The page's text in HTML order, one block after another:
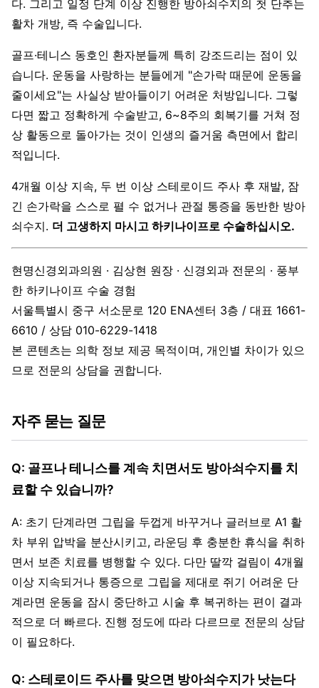
다. 그리고 일정 단계 이상 진행한 방아쇠수지의 첫 단추는
활차 개방, 즉 수술입니다.
골프·테니스 동호인 환자분들께 특히 강조드리는 점이 있
습니다. 운동을 사랑하는 분들에게 "손가락 때문에 운동을
줄이세요"는 사실상 받아들이기 어려운 처방입니다. 그렇
다면 짧고 정확하게 수술받고, 6~8주의 회복기를 거쳐 정
상 활동으로 돌아가는 것이 인생의 즐거움 측면에서 합리
적입니다.
4개월 이상 지속, 두 번 이상 스테로이드 주사 후 재발, 잠
긴 손가락을 스스로 펼 수 없거나 관절 통증을 동반한 방아
쇠수지. 더 고생하지 마시고 하키나이프로 수술하십시오.
현명신경외과의원 · 김상현 원장 · 신경외과 전문의 · 풍부
한 하키나이프 수술 경험
서울특별시 중구 서소문로 120 ENA센터 3층 / 대표 1661-
6610 / 상담 010-6229-1418
본 콘텐츠는 의학 정보 제공 목적이며, 개인별 차이가 있으
므로 전문의 상담을 권합니다.
자주 묻는 질문
Q: 골프나 테니스를 계속 치면서도 방아쇠수지를 치
료할 수 있습니까?
A: 초기 단계라면 그립을 두껍게 바꾸거나 글러브로 A1 활
차 부위 압박을 분산시키고, 라운딩 후 충분한 휴식을 취하
면서 보존 치료를 병행할 수 있다. 다만 딸깍 걸림이 4개월
이상 지속되거나 통증으로 그립을 제대로 쥐기 어려운 단
계라면 운동을 잠시 중단하고 시술 후 복귀하는 편이 결과
적으로 더 빠르다. 진행 정도에 따라 다르므로 전문의 상담
이 필요하다.
Q: 스테로이드 주사를 맞으면 방아쇠수지가 낫는다